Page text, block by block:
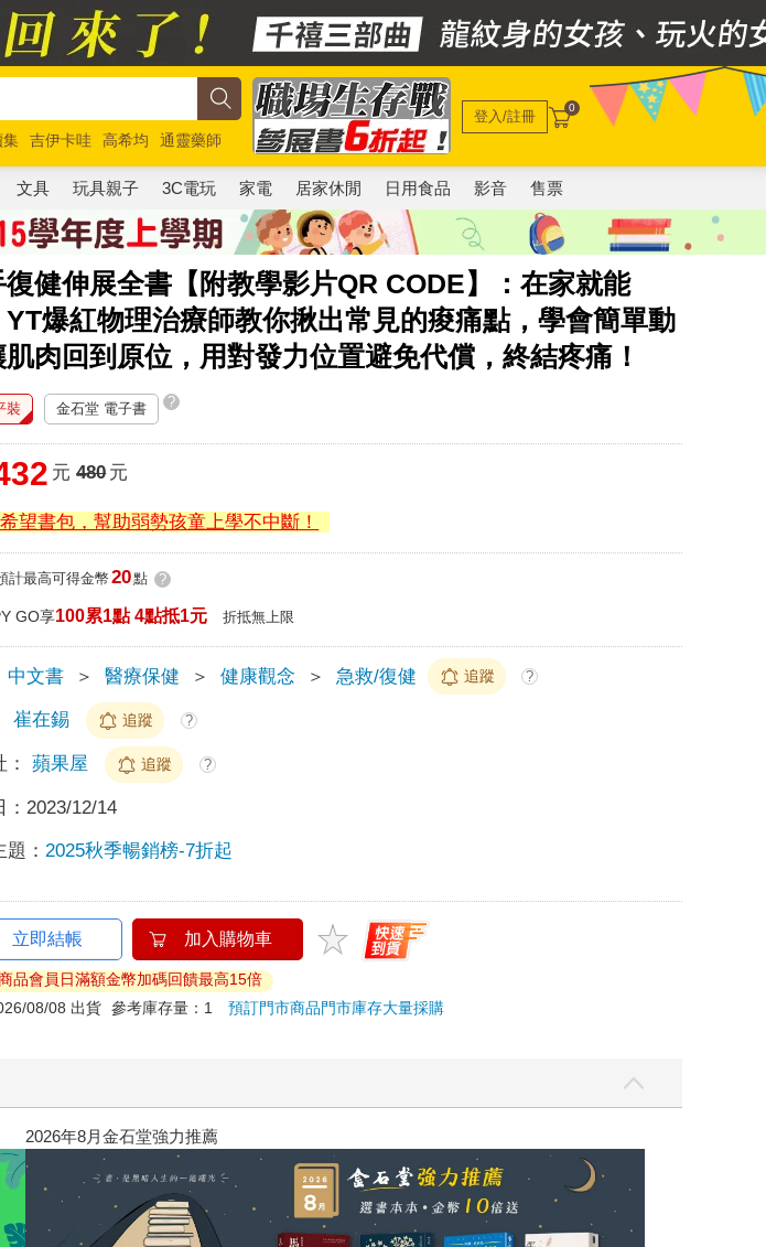
集 吉伊卡哇 高希均
通靈藥師
5 超慢跑
登入/註冊 0
文具 玩具親子 3C電玩 家電 居家休閒 日用食品 影音 售票
復健伸展全書【附教學影片QR CODE】：在家就能
YT爆紅物理治療師教你揪出常見的痠痛點，學會簡單動
肉回到原位，用對發力位置避免代償，終結疼痛！
裝 金石堂 電子書 ?
元 480元
望書包，幫助弱勢孩童上學不中斷！
計最高可得金幣 20點 ?
GO享100累1點 4點抵1元 折抵無上限
中文書 ＞ 醫療保健 ＞ 健康觀念 ＞ 急救/復健 追蹤 ?
崔在錫 追蹤 ?
蘋果屋 追蹤 ?
2023/12/14
： 2025秋季暢銷榜-7折起
立即結帳 加入購物車
品會員日滿額金幣加碼回饋最高15倍
08/08 出貨 參考庫存量：1預訂門市商品門市庫存大量採購
2026年8月金石堂強力推薦